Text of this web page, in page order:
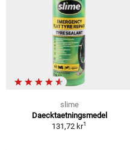
slime
Daecktaetningsmedel
131,72 kr1